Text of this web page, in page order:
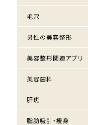
毛穴
男性の美容整形
美容整形関連アプリ
美容歯科
肝斑
脂肪吸引・痩身